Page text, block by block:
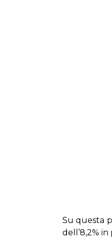
Su que­sta
del­l’8,2%